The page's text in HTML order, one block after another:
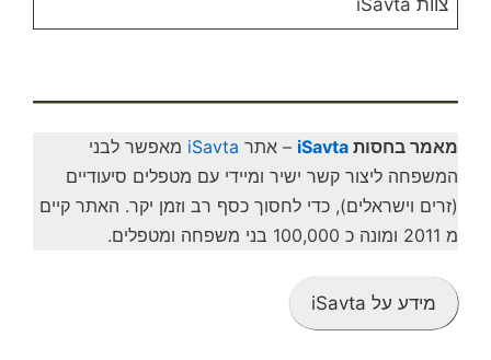
מאמר בחסות – אתר iSavta מאפשר לבני
המשפחה ליצור קשר ישיר ומיידי עם מטפלים סיעודיים
(זרים וישראלים), כדי לחסוך כסף רב וזמן יקר. האתר קיים
מ 2011 ומונה כ 100,000 בני משפחה ומטפלים.
מידע על iSavta